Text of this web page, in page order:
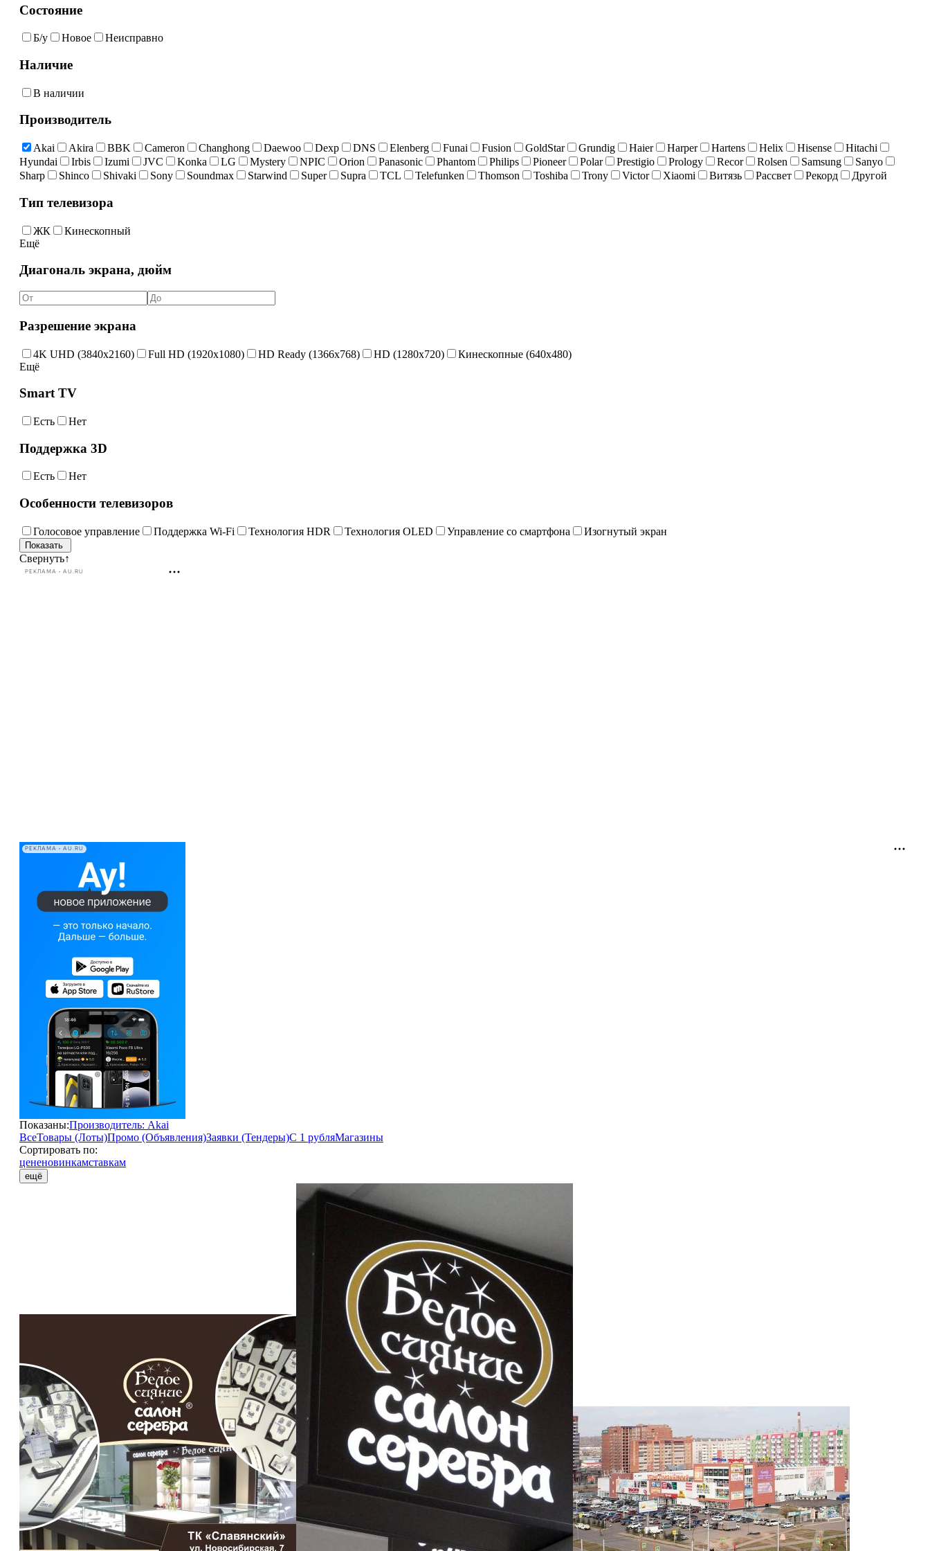
Состояние
Б/у Новое Неисправно
Наличие
В наличии
Производитель
Akai Akira BBK Cameron Changhong Daewoo Dexp DNS Elenberg Funai Fusion GoldStar Grundig Haier Harper Hartens Helix Hisense
Hitachi
Hyundai
Irbis Izumi JVC Konka LG Mystery NPIC Orion Panasonic Phantom Philips Pioneer Polar Prestigio Prology Recor Rolsen Samsung
Sanyo
Sharp
Shinco Shivaki Sony Soundmax Starwind Super Supra TCL Telefunken Thomson Toshiba Trony Victor Xiaomi Витязь Рассвет Рекорд Другой
Тип телевизора
ЖК
Кинескопный
Ещё
Диагональ экрана, дюйм
Разрешение экрана
4K UHD (3840x2160) Full HD (1920x1080) HD Ready (1366x768) HD (1280x720)
Кинескопные (640x480)
Ещё
Smart TV
Есть Нет
Поддержка 3D
Есть Нет
Особенности телевизоров
Голосовое управление Поддержка Wi-Fi Технология HDR Технология OLED Управление со смартфона Изогнутый экран
Свернуть↑
РЕКЛАМА • AU.RU
РЕКЛАМА • AU.RU
Показаны:Производитель: Akai
ВсеТовары (Лоты)Промо (Объявления)Заявки (Тендеры)С 1 рубляМагазины
Сортировать по:
цененовинкамставкам
ещё